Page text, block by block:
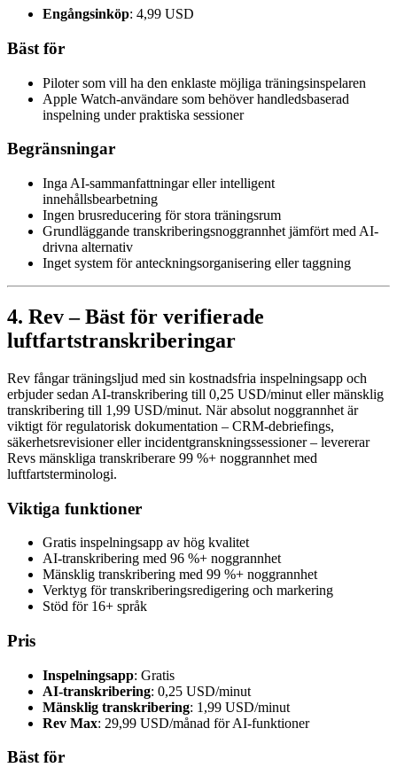
Engångsinköp: 4,99 USD
Bäst för
Piloter som vill ha den enklaste möjliga träningsinspelaren
Apple Watch-användare som behöver handledsbaserad
inspelning under praktiska sessioner
Begränsningar
Inga AI-sammanfattningar eller intelligent
innehållsbearbetning
Ingen brusreducering för stora träningsrum
Grundläggande transkriberingsnoggrannhet jämfört med AI-
drivna alternativ
Inget system för anteckningsorganisering eller taggning
4. Rev – Bäst för verifierade
luftfartstranskriberingar
Rev fångar träningsljud med sin kostnadsfria inspelningsapp och
erbjuder sedan AI-transkribering till 0,25 USD/minut eller mänsklig
transkribering till 1,99 USD/minut. När absolut noggrannhet är
viktigt för regulatorisk dokumentation – CRM-debriefings,
säkerhetsrevisioner eller incidentgranskningssessioner – levererar
Revs mänskliga transkriberare 99 %+ noggrannhet med
luftfartsterminologi.
Viktiga funktioner
Gratis inspelningsapp av hög kvalitet
AI-transkribering med 96 %+ noggrannhet
Mänsklig transkribering med 99 %+ noggrannhet
Verktyg för transkriberingsredigering och markering
Stöd för 16+ språk
Pris
Inspelningsapp: Gratis
AI-transkribering: 0,25 USD/minut
Mänsklig transkribering: 1,99 USD/minut
Rev Max: 29,99 USD/månad för AI-funktioner
Bäst för